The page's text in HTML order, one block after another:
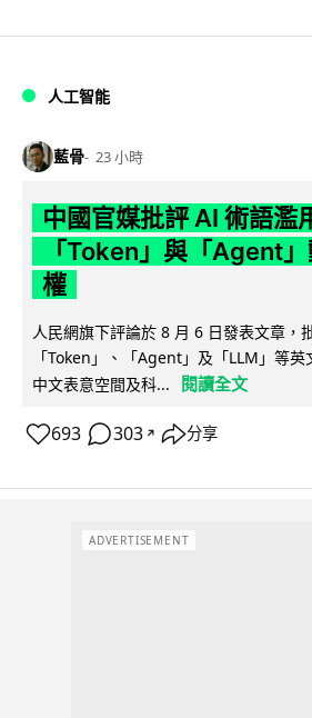
人工智能
藍骨 23 小時
中國官媒批評 AI 術語
「Token」與「Agent
權
人民網旗下評論於 8 月 6 日發表文章，
「Token」、「Agent」及「LLM」等
中文表意空間及科...
閱讀全文
693 303 ↗ 分享
ADVERTISEMENT